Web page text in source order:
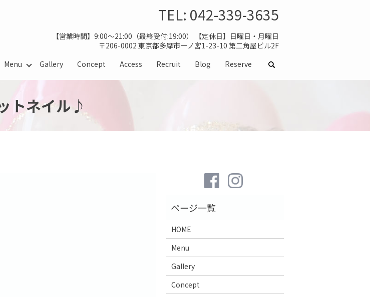
TEL: 042-339-3635
【営業時間】9:00～21:00（最終受付:19:00） 【定休日】日曜日・月曜日
〒206-0002 東京都多摩市一ノ宮1-23-10 第二角屋ビル2F
Menu Gallery Concept Access Recruit Blog Reserve search
トネイル♪
HOME
Menu
Gallery
Concept